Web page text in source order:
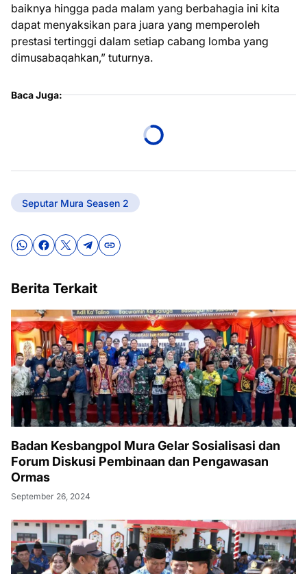
baiknya hingga pada malam yang berbahagia ini kita
dapat menyaksikan para juara yang memperoleh
prestasi tertinggi dalam setiap cabang lomba yang
dimusabaqahkan,” tuturnya.
Baca Juga:
Seputar Mura Seasen 2
Berita Terkait
Badan Kesbangpol Mura Gelar Sosialisasi dan
Forum Diskusi Pembinaan dan Pengawasan
Ormas
September 26, 2024